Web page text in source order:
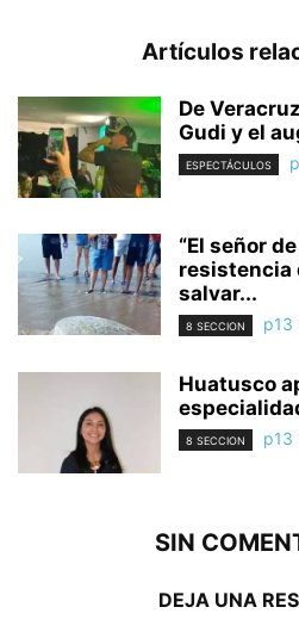
Artículos
De
Gudi y el
ESPECTÁCULOS
“El señor
resistencia
salvar...
8 SECCION p13
Huatusco
8 SECCION p13
SIN
DEJA UNA